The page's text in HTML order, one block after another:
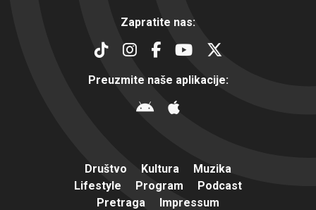
Zapratite nas:
Preuzmite naše aplikacije:
Društvo Kultura
Muzika
Lifestyle
Program
Podcast
Pretraga
Impressum